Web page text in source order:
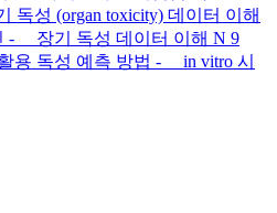
독성 (organ toxicity) 데이터 이해
장기 독성 데이터 이해 N 9
용 독성 예측 방법 - in vitro 시